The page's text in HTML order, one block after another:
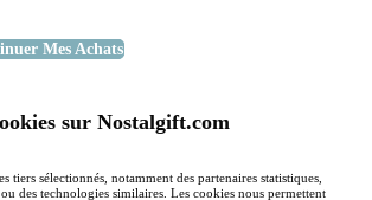
Mes Achats
sur Nostalgift.com
tiers sélectionnés, notamment des partenaires statistiques,
des technologies similaires. Les cookies nous permettent